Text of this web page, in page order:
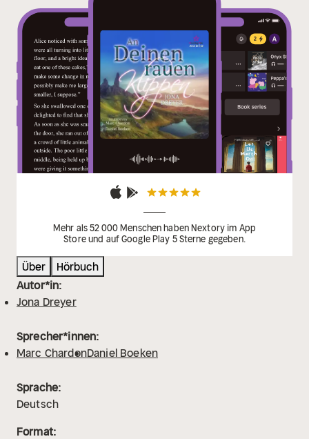
Mehr als 52 000 Menschen haben Nextory im App
Store und auf Google Play 5 Sterne gegeben.
Über
Hörbuch
Autor*in:
Jona Dreyer
Sprecher*innen:
Marc ChardonDaniel Boeken
Sprache:
Deutsch
Format: